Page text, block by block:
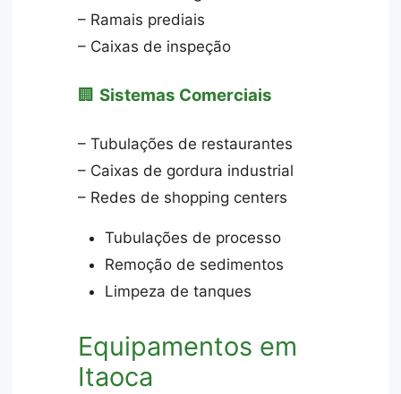
– Ramais prediais
– Caixas de inspeção
🏢 Sistemas Comerciais
– Tubulações de restaurantes
– Caixas de gordura industrial
– Redes de shopping centers
Tubulações de processo
Remoção de sedimentos
Limpeza de tanques
Equipamentos em
Itaoca